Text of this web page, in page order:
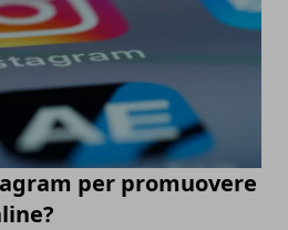
per promuovere